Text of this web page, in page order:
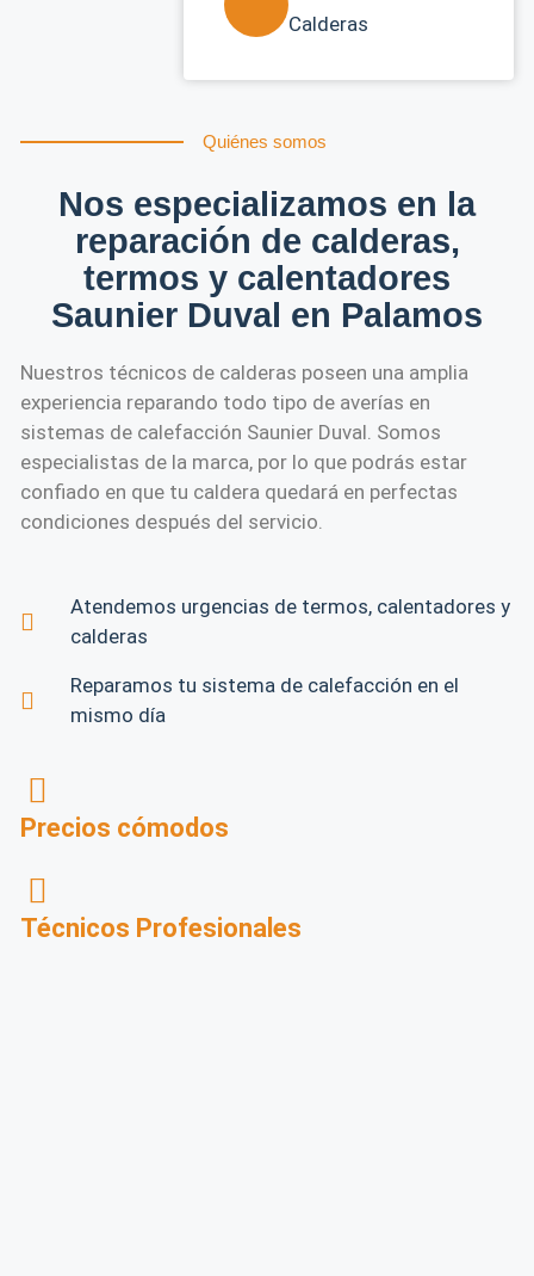
Calderas
Quiénes somos
Nos especializamos en la
reparación de calderas,
termos y calentadores
Saunier Duval en Palamos
Nuestros técnicos de calderas poseen una amplia
experiencia reparando todo tipo de averías en
sistemas de calefacción Saunier Duval. Somos
especialistas de la marca, por lo que podrás estar
confiado en que tu caldera quedará en perfectas
condiciones después del servicio.
Atendemos urgencias de termos, calentadores y
calderas
Reparamos tu sistema de calefacción en el
mismo día
Precios cómodos
Técnicos Profesionales